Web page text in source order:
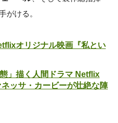
がける。
オリジナル映画『私とい
」描く人間ドラマ Netflix
ネッサ・カービーが壮絶な陣